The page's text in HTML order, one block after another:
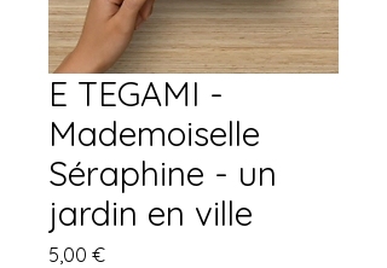
E TEGAMI -
Mademoiselle
Séraphine - un
jardin en ville
5,00 €Prix